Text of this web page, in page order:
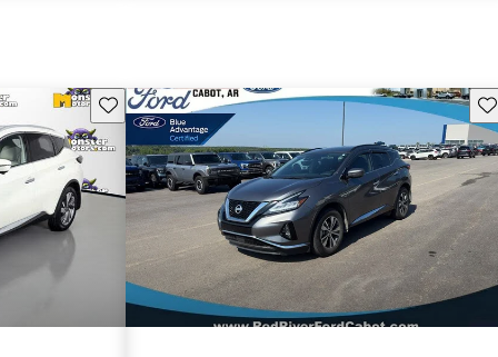
Guarda este Aviso